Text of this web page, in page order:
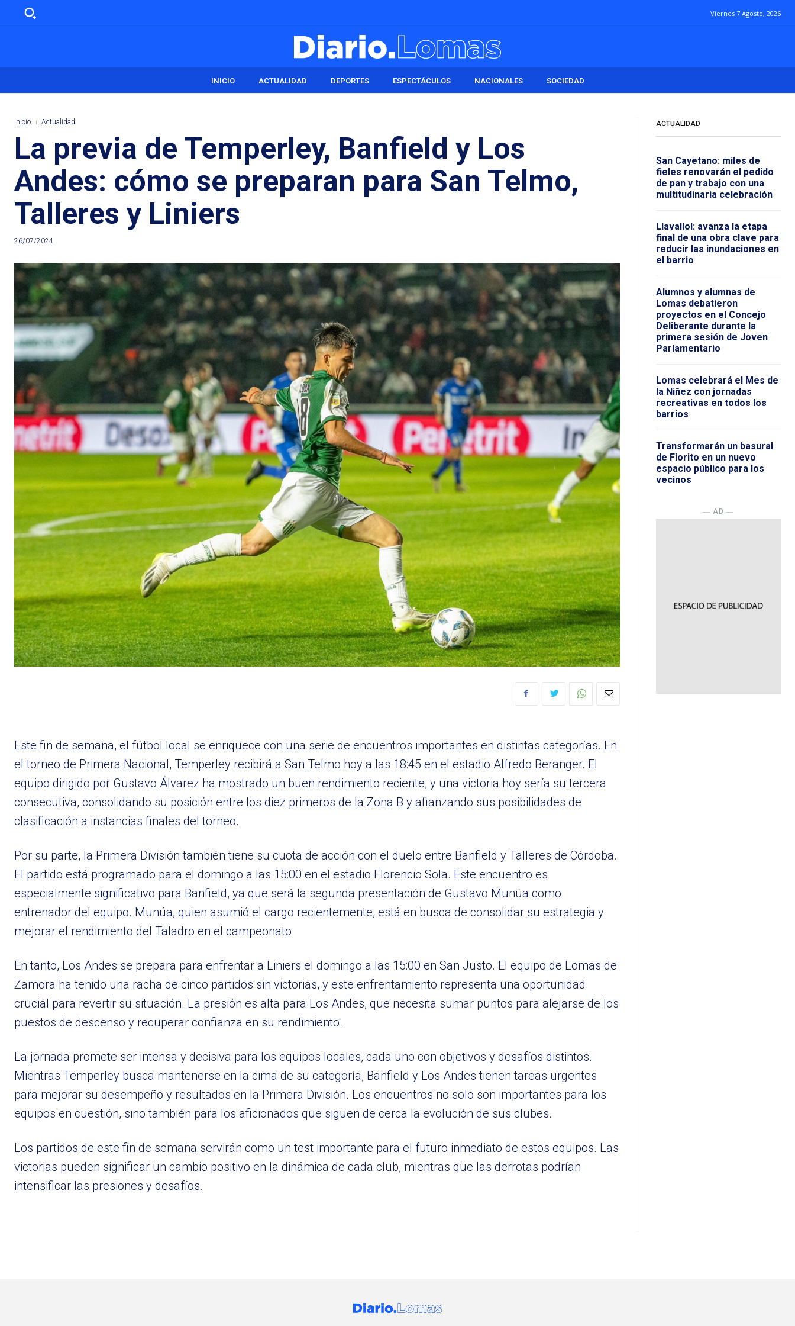
Viernes 7 Agosto, 2026
INICIO ACTUALIDAD DEPORTES ESPECTÁCULOS NACIONALES SOCIEDAD
Inicio Actualidad
La previa de Temperley, Banfield y Los
Andes: cómo se preparan para San Telmo,
Talleres y Liniers
26/07/2024
Este fin de semana, el fútbol local se enriquece con una serie de encuentros importantes en distintas categorías. En
el torneo de Primera Nacional, Temperley recibirá a San Telmo hoy a las 18:45 en el estadio Alfredo Beranger. El
equipo dirigido por Gustavo Álvarez ha mostrado un buen rendimiento reciente, y una victoria hoy sería su tercera
consecutiva, consolidando su posición entre los diez primeros de la Zona B y afianzando sus posibilidades de
clasificación a instancias finales del torneo.
Por su parte, la Primera División también tiene su cuota de acción con el duelo entre Banfield y Talleres de Córdoba.
El partido está programado para el domingo a las 15:00 en el estadio Florencio Sola. Este encuentro es
especialmente significativo para Banfield, ya que será la segunda presentación de Gustavo Munúa como
entrenador del equipo. Munúa, quien asumió el cargo recientemente, está en busca de consolidar su estrategia y
mejorar el rendimiento del Taladro en el campeonato.
En tanto, Los Andes se prepara para enfrentar a Liniers el domingo a las 15:00 en San Justo. El equipo de Lomas de
Zamora ha tenido una racha de cinco partidos sin victorias, y este enfrentamiento representa una oportunidad
crucial para revertir su situación. La presión es alta para Los Andes, que necesita sumar puntos para alejarse de los
puestos de descenso y recuperar confianza en su rendimiento.
La jornada promete ser intensa y decisiva para los equipos locales, cada uno con objetivos y desafíos distintos.
Mientras Temperley busca mantenerse en la cima de su categoría, Banfield y Los Andes tienen tareas urgentes
para mejorar su desempeño y resultados en la Primera División. Los encuentros no solo son importantes para los
equipos en cuestión, sino también para los aficionados que siguen de cerca la evolución de sus clubes.
Los partidos de este fin de semana servirán como un test importante para el futuro inmediato de estos equipos. Las
victorias pueden significar un cambio positivo en la dinámica de cada club, mientras que las derrotas podrían
intensificar las presiones y desafíos.
ACTUALIDAD
San Cayetano: miles de
fieles renovarán el pedido
de pan y trabajo con una
multitudinaria celebración
Llavallol: avanza la etapa
final de una obra clave para
reducir las inundaciones en
el barrio
Alumnos y alumnas de
Lomas debatieron
proyectos en el Concejo
Deliberante durante la
primera sesión de Joven
Parlamentario
Lomas celebrará el Mes de
la Niñez con jornadas
recreativas en todos los
barrios
Transformarán un basural
de Fiorito en un nuevo
espacio público para los
vecinos
― AD ―